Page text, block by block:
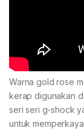
Warna gold rose
kerap digunakan
seri seri g-shock
untuk